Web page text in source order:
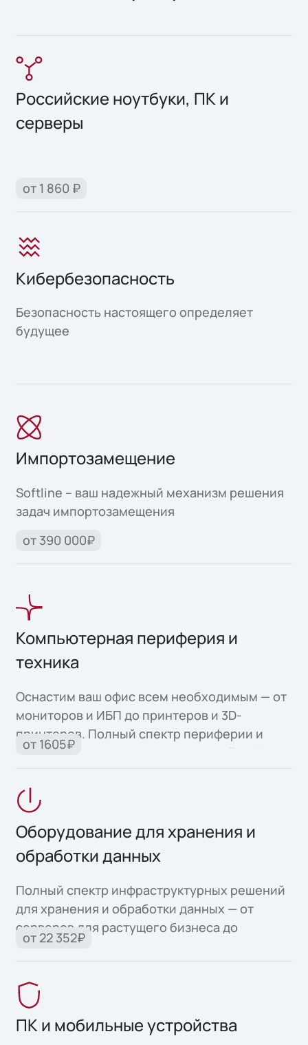
Российские ноутбуки, ПК и
серверы
от 1 860 ₽
Кибербезопасность
Безопасность настоящего определяет
будущее
Импортозамещение
Softline – ваш надежный механизм решения
задач импортозамещения
от 390 000₽
Компьютерная периферия и
техника
Оснастим ваш офис всем необходимым — от
мониторов и ИБП до принтеров и 3D-
принтеров. Полный спектр периферии и
офисной техники для продуктивной работы.
от 1605₽
Оборудование для хранения и
обработки данных
Полный спектр инфраструктурных решений
для хранения и обработки данных — от
серверов для растущего бизнеса до
высоконадежных систем для критически
важных задач.
от 22 352₽
ПК и мобильные устройства